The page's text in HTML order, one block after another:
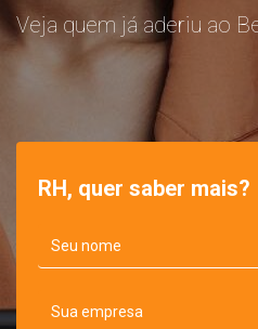
Veja quem já aderiu ao
RH, quer saber mais?